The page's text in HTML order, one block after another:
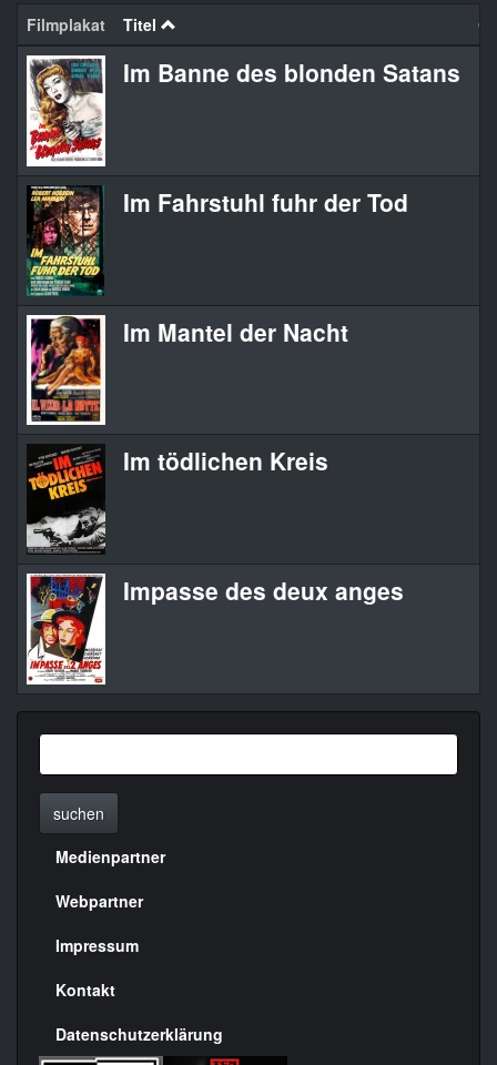
Filmplakat Titel
Im Banne des blonden Satans
Im Fahrstuhl fuhr der Tod
Im Mantel der Nacht
Im tödlichen Kreis
Impasse des deux anges
suchen
Menülinks
rechte
Seite
Medienpartner
Webpartner
Impressum
Kontakt
Datenschutzerklärung